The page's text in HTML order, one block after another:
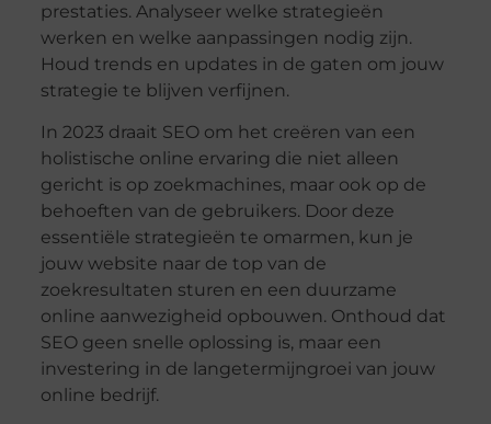
prestaties. Analyseer welke strategieën
werken en welke aanpassingen nodig zijn.
Houd trends en updates in de gaten om jouw
strategie te blijven verfijnen.
In 2023 draait SEO om het creëren van een
holistische online ervaring die niet alleen
gericht is op zoekmachines, maar ook op de
behoeften van de gebruikers. Door deze
essentiële strategieën te omarmen, kun je
jouw website naar de top van de
zoekresultaten sturen en een duurzame
online aanwezigheid opbouwen. Onthoud dat
SEO geen snelle oplossing is, maar een
investering in de langetermijngroei van jouw
online bedrijf.